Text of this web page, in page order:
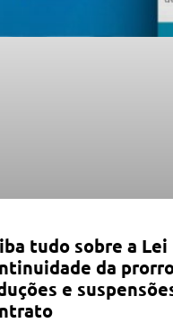
tudo sobre a Lei
da
e